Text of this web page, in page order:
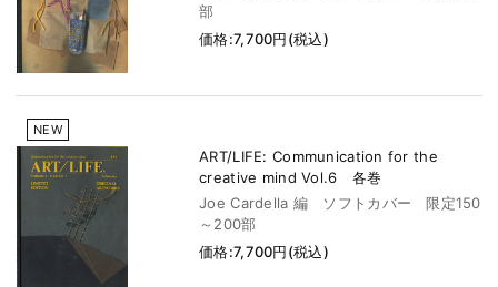
部
価格:7,700円(税込)
NEW
ART/LIFE: Communication for the
creative mind Vol.6 各巻
Joe Cardella 編 ソフトカバー 限定150
～200部
価格:7,700円(税込)